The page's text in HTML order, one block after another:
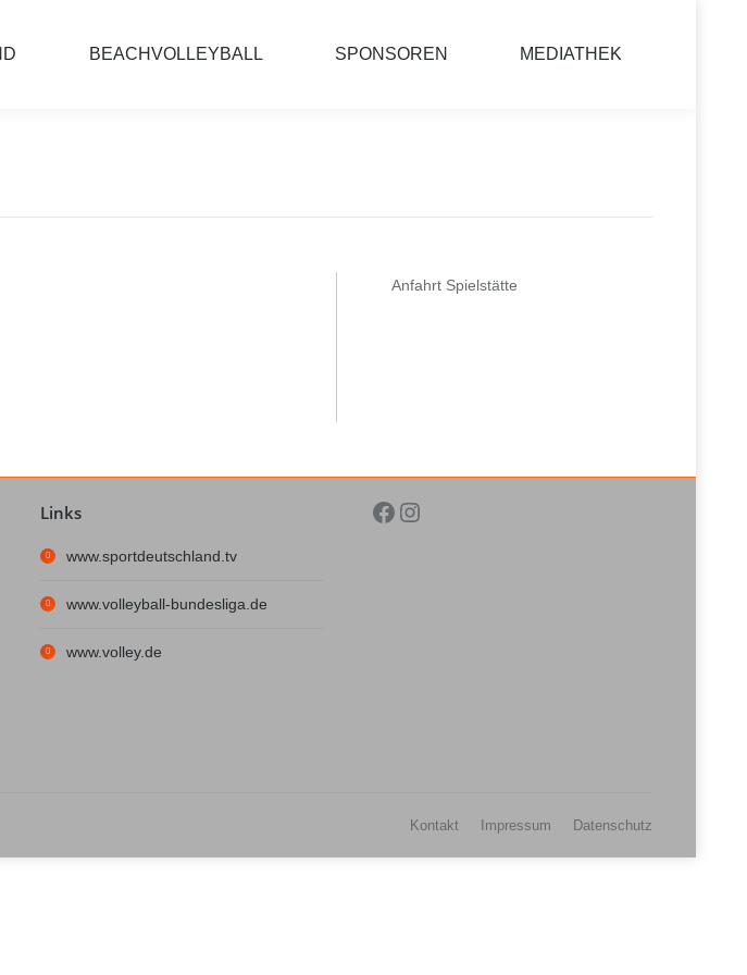
BEACHVOLLEYBALL SPONSOREN MEDIATHEK
Anfahrt Spielstätte
Links
www.sportdeutschland.tv
www.volleyball-bundesliga.de
www.volley.de
Facebook
Instagram
Kontakt Impressum Datenschutz